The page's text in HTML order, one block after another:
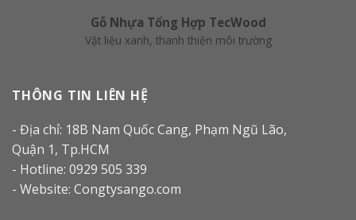
Gỗ Nhựa Tổng Hợp TecWood
Vật liệu xanh, thanh thiện môi trường
THÔNG TIN LIÊN HỆ
- Địa chỉ: 18B Nam Quốc Cang, Phạm Ngũ Lão,
Quận 1, Tp.HCM
- Hotline: 0929 505 339
- Website: Congtysango.com